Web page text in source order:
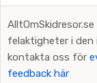
felaktigheter i den
kontakta oss för
feedback här